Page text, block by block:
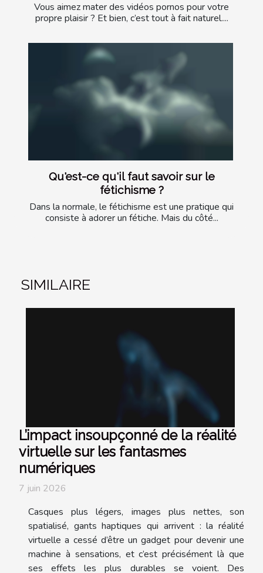
Vous aimez mater des vidéos pornos pour votre
propre plaisir ? Et bien, c’est tout à fait naturel....
Qu'est-ce qu'il faut savoir sur le
fétichisme ?
Dans la normale, le fétichisme est une pratique qui
consiste à adorer un fétiche. Mais du côté...
SIMILAIRE
L’impact insoupçonné de la réalité
virtuelle sur les fantasmes
numériques
7 juin 2026
Casques plus légers, images plus nettes, son
spatialisé, gants haptiques qui arrivent : la réalité
virtuelle a cessé d’être un gadget pour devenir une
machine à sensations, et c’est précisément là que
ses effets les plus durables se voient. Des